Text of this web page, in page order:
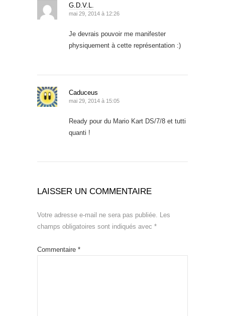
G.D.V.L.
mai 29, 2014 à 12:26
Je devrais pouvoir me manifester
physiquement à cette représentation :)
Caduceus
mai 29, 2014 à 15:05
Ready pour du Mario Kart DS/7/8 et tutti
quanti !
LAISSER UN COMMENTAIRE
Votre adresse e-mail ne sera pas publiée. Les
champs obligatoires sont indiqués avec *
Commentaire *